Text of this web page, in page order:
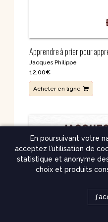
Apprendre à prier pour
Jacques Philippe
12,00€
Acheter en ligne
En poursuivant votre
acceptez l’utilisation de
statistique et anonyme
choix et produits